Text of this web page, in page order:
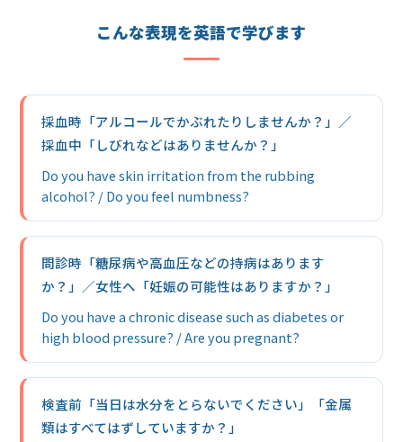
こんな表現を英語で学びます
採血時「アルコールでかぶれたりしませんか？」／
採血中「しびれなどはありませんか？」
Do you have skin irritation from the rubbing
alcohol? / Do you feel numbness?
問診時「糖尿病や高血圧などの持病はあります
か？」／女性へ「妊娠の可能性はありますか？」
Do you have a chronic disease such as diabetes or
high blood pressure? / Are you pregnant?
検査前「当日は水分をとらないでください」「金属
類はすべてはずしていますか？」